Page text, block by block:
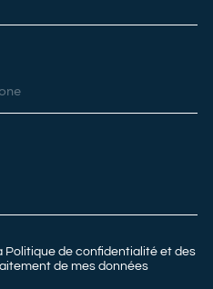
Politique de confidentialité et des
de mes données